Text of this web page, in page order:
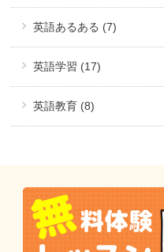
英語あるある (7)
英語学習 (17)
英語教育 (8)